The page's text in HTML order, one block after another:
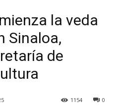
la veda
Sinaloa,
de
0
1154